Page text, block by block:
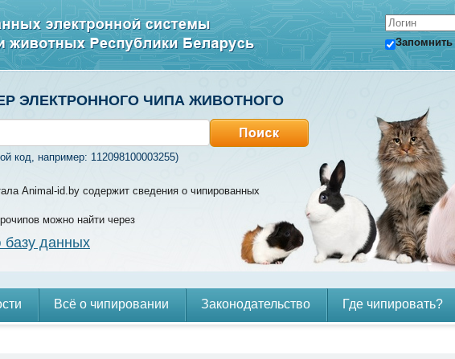
ЭЛЕКТРОННОГО ЧИПА ЖИВОТНОГО
код, например: 112098100003255)
Animal-id.by содержит сведения о чипированных
можно найти через
данных
Всё о чипировании Законодательство Где чипировать?